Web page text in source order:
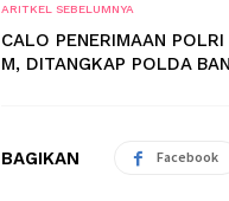
ARITKEL SEBELUMNYA
CALO PENERIMAAN POLRI
M, DITANGKAP POLDA
BAGIKAN Facebook